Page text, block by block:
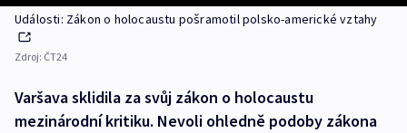
Události: Zákon o holocaustu pošramotil polsko-americké vztahy
Zdroj: ČT24
Varšava sklidila za svůj zákon o holocaustu
mezinárodní kritiku. Nevoli ohledně podoby zákona